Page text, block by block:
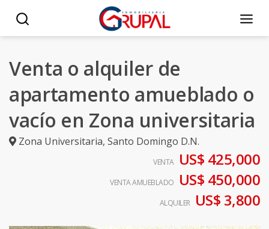
Venta o alquiler de
apartamento amueblado o
vacío en Zona universitaria
Zona Universitaria, Santo Domingo D.N.
VENTA US$ 425,000
VENTA AMUEBLADO US$ 450,000
ALQUILER US$ 3,800